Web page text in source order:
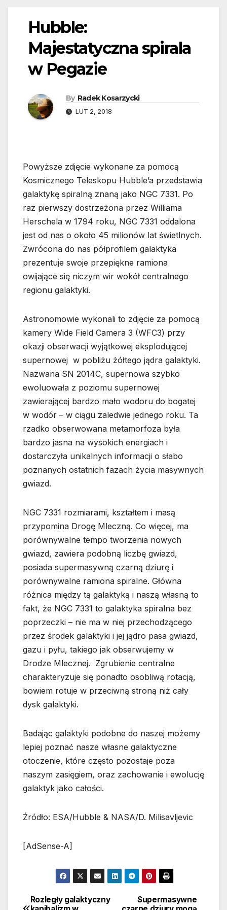
Hubble:
Majestatyczna spirala
w Pegazie
By Radek Kosarzycki
LUT 2, 2018
Powyższe zdjęcie wykonane za pomocą
Kosmicznego Teleskopu Hubble’a przedstawia
galaktykę spiralną znaną jako NGC 7331. Po
raz pierwszy dostrzeżona przez Williama
Herschela w 1794 roku, NGC 7331 oddalona
jest od nas o około 45 milionów lat świetlnych.
Zwrócona do nas półprofilem galaktyka
prezentuje swoje przepiękne ramiona
owijające się niczym wir wokół centralnego
regionu galaktyki.
Astronomowie wykonali to zdjęcie za pomocą
kamery Wide Field Camera 3 (WFC3) przy
okazji obserwacji wyjątkowej eksplodującej
supernowej w pobliżu żółtego jądra galaktyki.
Nazwana SN 2014C, supernowa szybko
ewoluowała z poziomu supernowej
zawierającej bardzo mało wodoru do bogatej
w wodór – w ciągu zaledwie jednego roku. Ta
rzadko obserwowana metamorfoza była
bardzo jasna na wysokich energiach i
dostarczyła unikalnych informacji o słabo
poznanych ostatnich fazach życia masywnych
gwiazd.
NGC 7331 rozmiarami, kształtem i masą
przypomina Drogę Mleczną. Co więcej, ma
porównywalne tempo tworzenia nowych
gwiazd, zawiera podobną liczbę gwiazd,
posiada supermasywną czarną dziurę i
porównywalne ramiona spiralne. Główna
różnica między tą galaktyką i naszą własną to
fakt, że NGC 7331 to galaktyka spiralna bez
poprzeczki – nie ma w niej przechodzącego
przez środek galaktyki i jej jądro pasa gwiazd,
gazu i pyłu, takiego jak obserwujemy w
Drodze Mlecznej. Zgrubienie centralne
charakteryzuje się ponadto osobliwą rotacją,
bowiem rotuje w przeciwną stroną niż cały
dysk galaktyki.
Badając galaktyki podobne do naszej możemy
lepiej poznać nasze własne galaktyczne
otoczenie, które często pozostaje poza
naszym zasięgiem, oraz zachowanie i ewolucję
galaktyk jako całości.
Źródło: ESA/Hubble & NASA/D. Milisavljevic
[AdSense-A]
Nawigacja
Supermasywne
Rozległy galaktyczny